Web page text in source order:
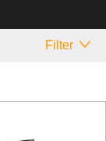
Filter